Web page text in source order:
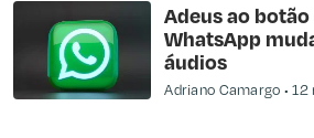
Adeus ao
WhatsApp
áudios
Adriano Camargo 12